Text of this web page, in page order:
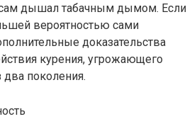
сам дышал табачным дымом. Если
вероятностью сами
доказательства
курения, угрожающего
поколения.